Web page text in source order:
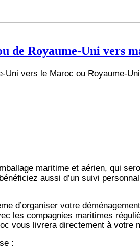
de Royaume-Uni vers
Uni vers le Maroc ou Royaume-
maritime et aérien, qui
aussi d’un suivi
d’organiser votre
les compagnies maritimes
vous livrera directement à votre
: